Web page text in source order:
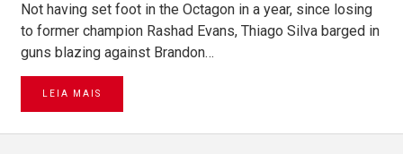
Not having set foot in the Octagon in a year, since losing
to former champion Rashad Evans, Thiago Silva barged in
guns blazing against Brandon…
LEIA MAIS